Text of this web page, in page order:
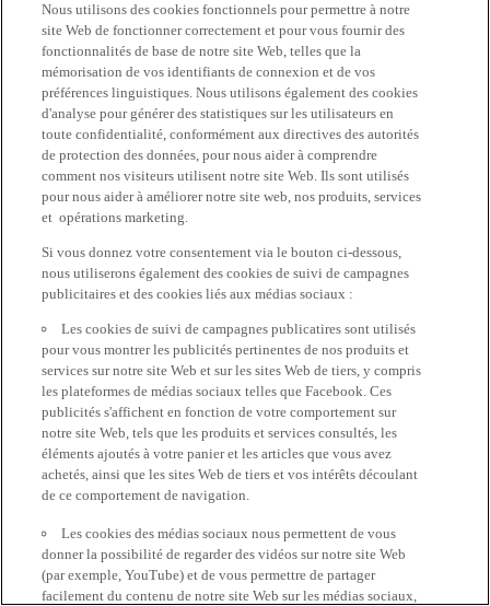
Nous utilisons des cookies fonctionnels pour permettre à notre
site Web de fonctionner correctement et pour vous fournir des
fonctionnalités de base de notre site Web, telles que la
mémorisation de vos identifiants de connexion et de vos
préférences linguistiques. Nous utilisons également des cookies
d'analyse pour générer des statistiques sur les utilisateurs en
toute confidentialité, conformément aux directives des autorités
de protection des données, pour nous aider à comprendre
comment nos visiteurs utilisent notre site Web. Ils sont utilisés
pour nous aider à améliorer notre site web, nos produits, services
et opérations marketing.
Si vous donnez votre consentement via le bouton ci-dessous,
nous utiliserons également des cookies de suivi de campagnes
publicitaires et des cookies liés aux médias sociaux :
Les cookies de suivi de campagnes publicatires sont utilisés
pour vous montrer les publicités pertinentes de nos produits et
services sur notre site Web et sur les sites Web de tiers, y compris
les plateformes de médias sociaux telles que Facebook. Ces
publicités s'affichent en fonction de votre comportement sur
notre site Web, tels que les produits et services consultés, les
éléments ajoutés à votre panier et les articles que vous avez
achetés, ainsi que les sites Web de tiers et vos intérêts découlant
de ce comportement de navigation.
Les cookies des médias sociaux nous permettent de vous
donner la possibilité de regarder des vidéos sur notre site Web
(par exemple, YouTube) et de vous permettre de partager
facilement du contenu de notre site Web sur les médias sociaux,